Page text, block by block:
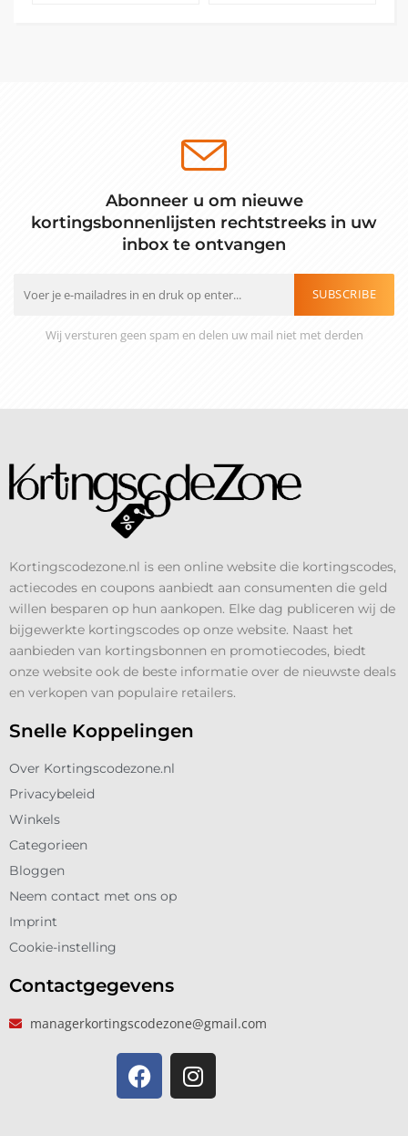
Abonneer u om nieuwe
kortingsbonnenlijsten rechtstreeks in uw
inbox te ontvangen
SUBSCRIBE
Wij versturen geen spam en delen uw mail niet met derden
Kortingscodezone.nl is een online website die kortingscodes,
actiecodes en coupons aanbiedt aan consumenten die geld
willen besparen op hun aankopen. Elke dag publiceren wij de
bijgewerkte kortingscodes op onze website. Naast het
aanbieden van kortingsbonnen en promotiecodes, biedt
onze website ook de beste informatie over de nieuwste deals
en verkopen van populaire retailers.
Snelle Koppelingen
Over Kortingscodezone.nl
Privacybeleid
Winkels
Categorieen
Bloggen
Neem contact met ons op
Imprint
Cookie-instelling
Contactgegevens
managerkortingscodezone@gmail.com